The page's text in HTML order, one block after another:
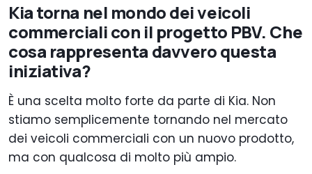
Kia torna nel mondo dei veicoli
commerciali con il progetto PBV. Che
cosa rappresenta davvero questa
iniziativa?
È una scelta molto forte da parte di Kia. Non
stiamo semplicemente tornando nel mercato
dei veicoli commerciali con un nuovo prodotto,
ma con qualcosa di molto più ampio.